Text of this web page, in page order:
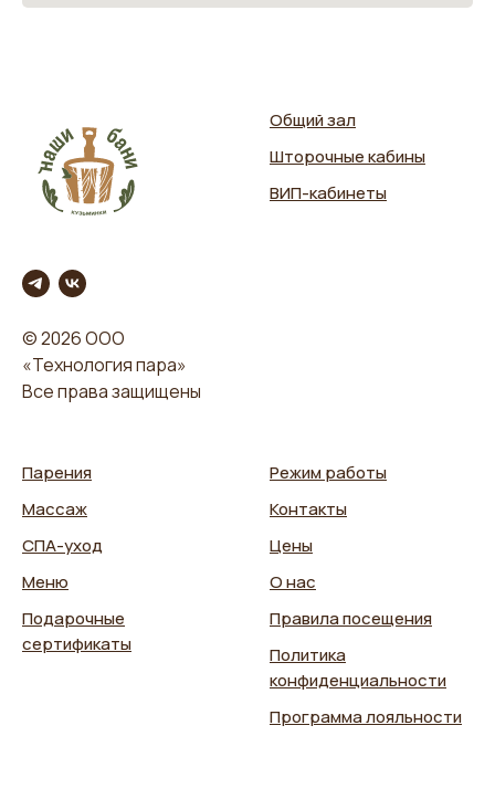
© 2026 ООО
«Технология пара»
Все права защищены
Общий зал
Шторочные кабины
ВИП-кабинеты
Парения
Массаж
СПА-уход
Меню
Подарочные
сертификаты
Режим работы
Контакты
Цены
О нас
Правила посещения
Политика
конфиденциальности
Программа лояльности